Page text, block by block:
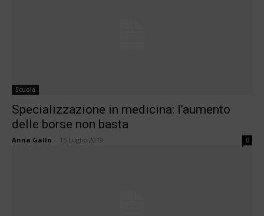
Scuola
Specializzazione in medicina: l’aumento
delle borse non basta
Anna Gallo 15 Luglio 2019 0